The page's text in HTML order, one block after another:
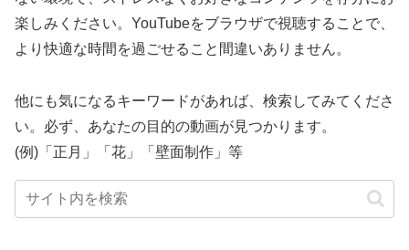
楽しみください。YouTubeをブラウザで視聴することで、
より快適な時間を過ごせること間違いありません。
他にも気になるキーワードがあれば、検索してみてくださ
い。必ず、あなたの目的の動画が見つかります。
(例)「正月」「花」「壁面制作」等